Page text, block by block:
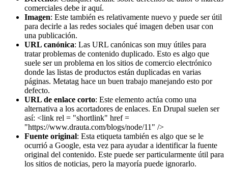
comerciales debe ir aquí.
Imagen: Este también es relativamente nuevo y puede ser útil
para decirle a las redes sociales qué imagen deben usar con
una publicación.
URL canónica: Las URL canónicas son muy útiles para
tratar problemas de contenido duplicado. Esto es algo que
suele ser un problema en los sitios de comercio electrónico
donde las listas de productos están duplicadas en varias
páginas. Metatag hace un buen trabajo manejando esto por
defecto.
URL de enlace corto: Este elemento actúa como una
alternativa a los acortadores de enlaces. En Drupal suelen ser
así: <link rel = "shortlink" href =
"https://www.drauta.com/blogs/node/11" />
Fuente original: Esta etiqueta también es algo que se le
ocurrió a Google, esta vez para ayudar a identificar la fuente
original del contenido. Este puede ser particularmente útil para
los sitios de noticias, pero la mayoría puede ignorarlo.